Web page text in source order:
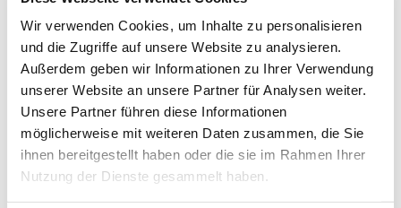
Wir verwenden Cookies, um Inhalte zu personalisieren
und die Zugriffe auf unsere Website zu analysieren.
Außerdem geben wir Informationen zu Ihrer Verwendung
unserer Website an unsere Partner für Analysen weiter.
Unsere Partner führen diese Informationen
möglicherweise mit weiteren Daten zusammen, die Sie
ihnen bereitgestellt haben oder die sie im Rahmen Ihrer
Nutzung der Dienste gesammelt haben.
11.05.2026
Infos zum MOHVER-Bus am 27.05. in der
Mehrzweckhalle